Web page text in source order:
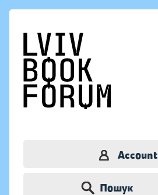
Account
Пошук